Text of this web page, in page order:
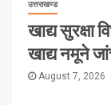
उत्तराखण्ड
खाद्य सुरक्षा
खाद्य नमूने
August 7, 2026